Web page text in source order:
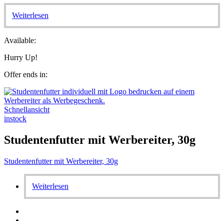
Weiterlesen
Available:
Hurry Up!
Offer ends in:
Schnellansicht
instock
Studentenfutter mit Werbereiter, 30g
Studentenfutter mit Werbereiter, 30g
Weiterlesen